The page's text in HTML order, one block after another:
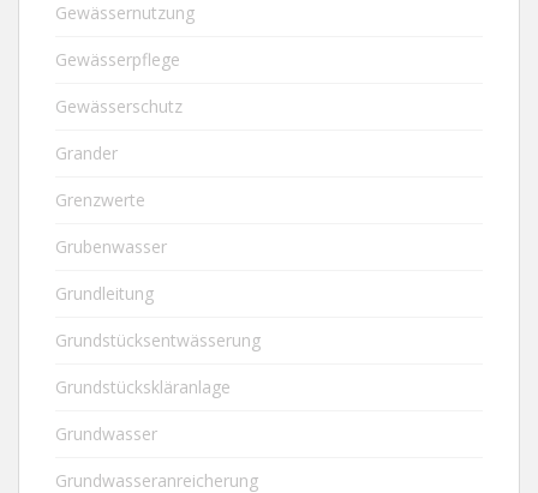
Gewässernutzung
Gewässerpflege
Gewässerschutz
Grander
Grenzwerte
Grubenwasser
Grundleitung
Grundstücksentwässerung
Grundstückskläranlage
Grundwasser
Grundwasseranreicherung